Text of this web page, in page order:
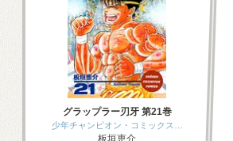
グラップラー刃牙 第21巻
少年チャンピオン・コミックス…
板垣恵介